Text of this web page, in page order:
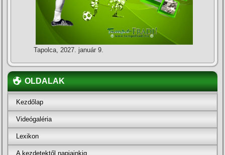
Tapolca, 2027. január 9.
OLDALAK
Kezdőlap
Videógaléria
Lexikon
A kezdetektől napjainkig